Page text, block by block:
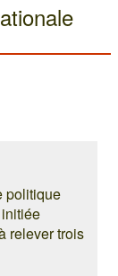
politique
relever trois